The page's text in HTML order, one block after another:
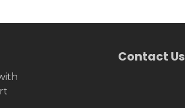
Contact Us